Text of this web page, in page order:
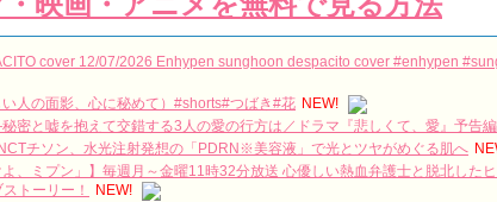
cover 12/07/2026 Enhypen sunghoon despacito cover #enhypen
人の面影、心に秘めて）#shorts#つばき#花 NEW!
密と嘘を抱えて交錯する3人の愛の行方は／ドラマ『悲しくて、愛』予告編
チソン、水光注射発想の「PDRN※美容液」で光とツヤがめぐる肌へ
よ、ミプン」】毎週月～金曜11時32分放送 心優しい熱血弁護士と脱北した
トーリー！
NEW!